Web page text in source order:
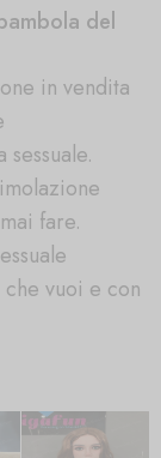
del
in vendita
fare.
vuoi e con